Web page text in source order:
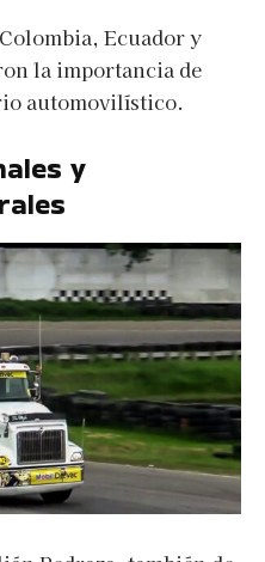
Ecuador y
la importancia de
automovilístico.
y